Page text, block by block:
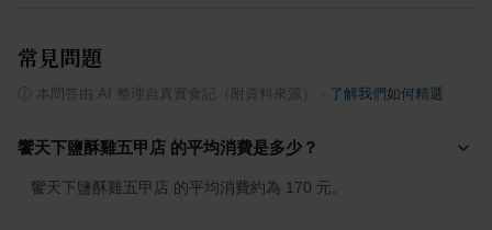
常見問題
本問答由 AI 整理自真實食記（附資料來源） 了解我們如何精選
饗天下鹽酥雞五甲店 的平均消費是多少？
饗天下鹽酥雞五甲店 的平均消費約為 170 元。